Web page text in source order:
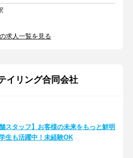
求人一覧を見る
イリング合同会社
舗スタッフ】お客様の未来をもっと鮮明
生も活躍中！未経験OK